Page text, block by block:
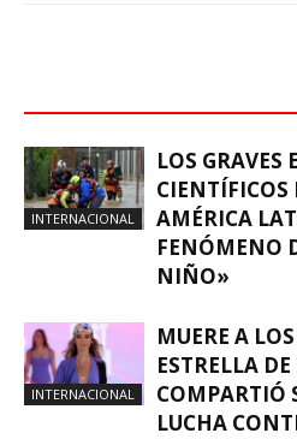
INTERNACIONAL
LOS GRAVES
AMÉRICA
FENÓMENO
NIÑO»
INTERNACIONAL
MUERE A
ESTRELLA
COMPARTIÓ
LUCHA